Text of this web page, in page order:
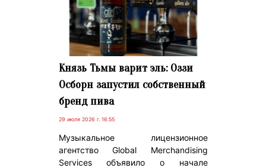
Князь Тьмы варит эль: Оззи
Осборн запустил собственный
бренд пива
29 июля 2026 г. 16:55
Музыкальное лицензионное
агентство Global Merchandising
Services объявило о начале